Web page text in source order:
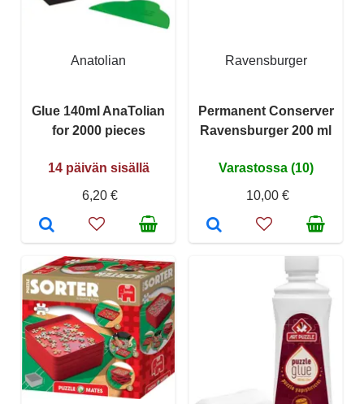
Anatolian
Glue 140ml AnaTolian
for 2000 pieces
14 päivän sisällä
6,20 €
Ravensburger
Permanent Conserver
Ravensburger 200 ml
Varastossa (10)
10,00 €